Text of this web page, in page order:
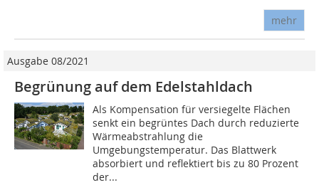
mehr
Ausgabe 08/2021
Begrünung auf dem Edelstahldach
Als Kompensation für versiegelte Flächen
senkt ein begrüntes Dach durch reduzierte
Wärmeabstrahlung die
Umgebungstemperatur. Das Blattwerk
absorbiert und reflektiert bis zu 80 Prozent
der...